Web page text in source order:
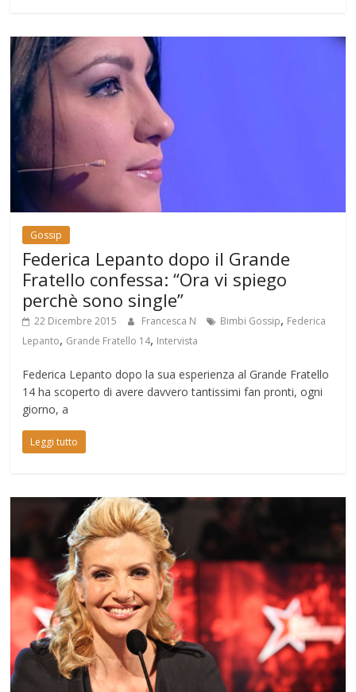
Gossip
Federica Lepanto dopo il Grande
Fratello confessa: “Ora vi spiego
perchè sono single”
22 Dicembre 2015 Francesca N Bimbi Gossip, Federica
Lepanto, Grande Fratello 14, Intervista
Federica Lepanto dopo la sua esperienza al Grande Fratello
14 ha scoperto di avere davvero tantissimi fan pronti, ogni
giorno, a
Leggi tutto